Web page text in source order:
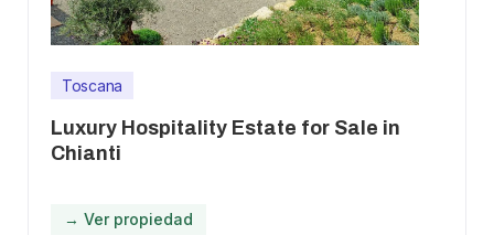
Toscana
Luxury Hospitality Estate for Sale in
Chianti
→ Ver propiedad